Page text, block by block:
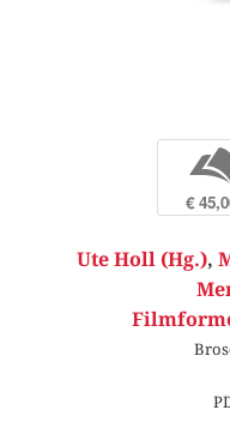
€
Ute Holl (Hg.),